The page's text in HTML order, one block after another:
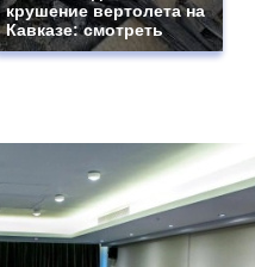
крушение вертолета на
Кавказе: смотреть